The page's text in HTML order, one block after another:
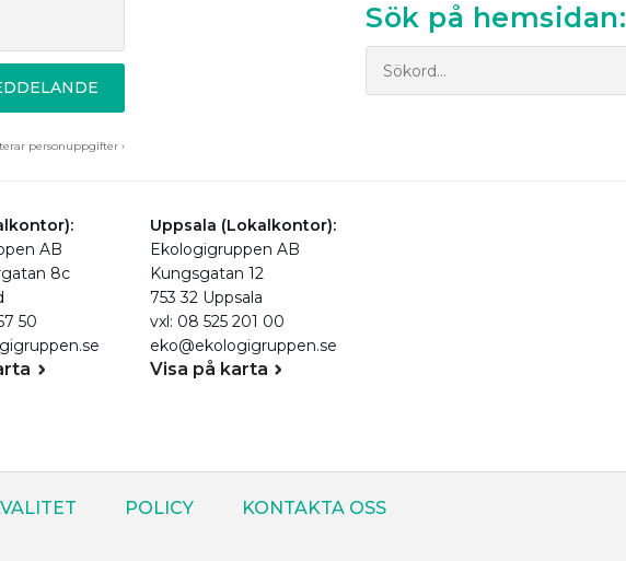
personuppgifter ›
Sök på hemsidan:
AB
8c
50
Uppsala (Lokalkontor):
Ekologigruppen AB
Kungsgatan 12
753 32 Uppsala
vxl: 08 525 201 00
eko@ekologigruppen.se
Visa på karta
POLICY KONTAKTA OSS